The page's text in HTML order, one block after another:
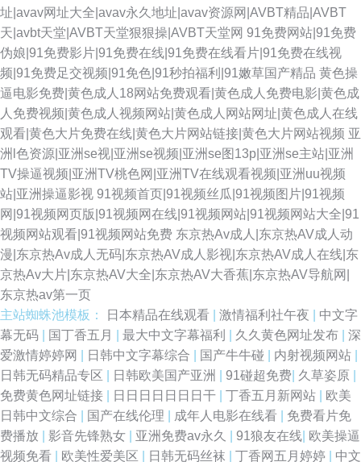
址|avav网址大全|avav永久地址|avav资源网|AVBT精品|AVBT
天|avbt天堂|AVBT天堂狠狠操|AVBT天堂网 91免费网站|91免费
伪娘|91免费影片|91免费在线|91免费在线看片|91免费在线视
频|91免费足交视频|91免色|91秒拍福利|91嫩草国产精品 黄色操
逼电影免费|黄色成人18网站免费观看|黄色成人免费电影|黄色成
人免费视频|黄色成人视频网站|黄色成人网站网址|黄色成人在线
观看|黄色大片免费在线|黄色大片网站链接|黄色大片网站视频 亚
洲l色资源|亚洲se视|亚洲se视频|亚洲se图13p|亚洲se主站|亚洲
TV操逼视频|亚洲TV桃色网|亚洲TV在线观看视频|亚洲uu视频
站|亚洲操逼影视 91视频首页|91视频丝瓜|91视频图片|91视频
网|91视频网页版|91视频网在线|91视频网站|91视频网站大全|91
视频网站观看|91视频网站免费 东京热Av成人|东京热AV成人动
漫|东京热Av成人无码|东京热AV成人影视|东京热AV成人在线|东
京热Av大片|东京热AV大全|东京热AV大香蕉|东京热AV导航网|
东京热av第一页
主站蜘蛛池模板：
日本精品在线观看 激情福利社午夜
中文字
幕无码
国丁香五月 最大中文字幕福利 久久黄色网址发布
深
爱激情婷婷网
日韩中文字幕综合 国产牛牛碰 内射视频网站
日韩无码精品专区
日韩欧美国产亚洲 91碰超免费 久草姿原
免费黄色网址链接
日日日日日日日干 丁香五月新网站
欧美
日韩中文综合
国产在线伦理 成年人电影在线看
免费看片免
费播放
影音先锋熟女 亚洲免费av永久 91狼友在线 欧美操逼
视频免看
欧美性爱美区 日韩无码丝袜 丁香网五月婷婷 中文